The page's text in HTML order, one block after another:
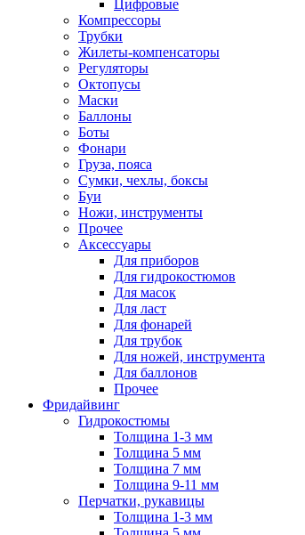
Цифровые
Компрессоры
Трубки
Жилеты-компенсаторы
Регуляторы
Октопусы
Маски
Баллоны
Боты
Фонари
Груза, пояса
Сумки, чехлы, боксы
Буи
Ножи, инструменты
Прочее
Аксессуары
Для приборов
Для гидрокостюмов
Для масок
Для ласт
Для фонарей
Для трубок
Для ножей, инструмента
Для баллонов
Прочее
Фридайвинг
Гидрокостюмы
Толщина 1-3 мм
Толщина 5 мм
Толщина 7 мм
Толщина 9-11 мм
Перчатки, рукавицы
Толщина 1-3 мм